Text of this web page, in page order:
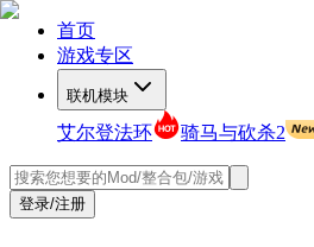
首页
游戏专区
联机模块
艾尔登法环 骑马与砍杀2
登录/注册